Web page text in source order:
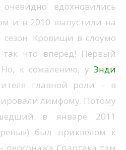
вдохновились
и в 2010 выпустили на
сезон. Кровищи в слоумо
что вперед! Первый
к сожалению, у Энди
главной роли – в
лимфому. Потому
в январе 2011
был приквелом к